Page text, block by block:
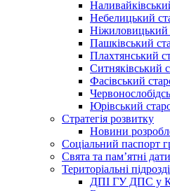
Небелицький
Ніжиловицький
Пашківський
Плахтянський
Ситняківський
Фасівський
Юрівський
Стратегія розвитку
Новини
Соціальний паспорт
Свята та пам’ятні дати
Територіальні
ДПІ ГУ ДПС у